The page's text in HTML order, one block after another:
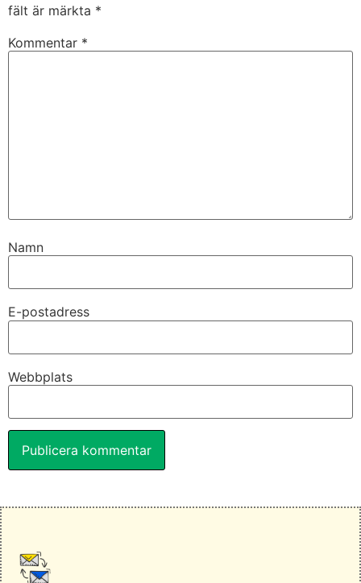
fält är märkta *
Kommentar *
Namn
E-postadress
Webbplats